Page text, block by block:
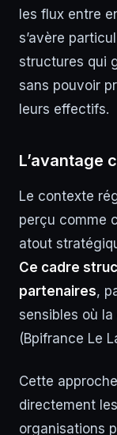
les flux entre
s’avère
structures qui
sans pouvoir
leurs effectifs.
L’avantage
Le contexte
perçu comme
atout
Ce cadre
partenaires,
sensibles où
(Bpifrance Le
Cette
directement
organisations